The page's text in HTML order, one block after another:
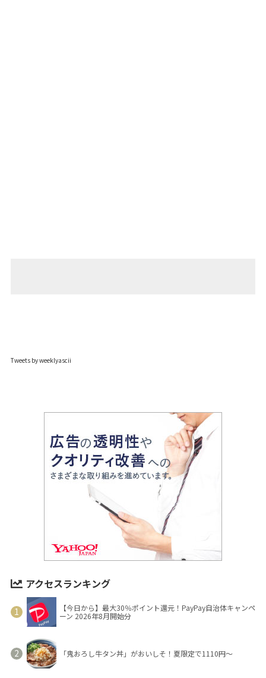
Tweets by weeklyascii
アクセスランキング
【今日から】最大30％ポイント還元！PayPay自治体キャンペ
ーン 2026年8月開始分
「鬼おろし牛タン丼」がおいしそ！夏限定で1110円～